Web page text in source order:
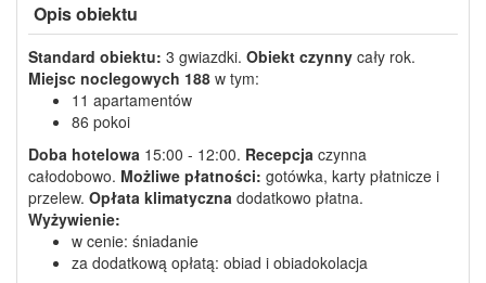
Opis obiektu
Standard obiektu: 3 gwiazdki. Obiekt czynny cały rok.
Miejsc noclegowych 188 w tym:
11 apartamentów
86 pokoi
Doba hotelowa 15:00 - 12:00. Recepcja czynna
całodobowo. Możliwe płatności: gotówka, karty płatnicze i
przelew. Opłata klimatyczna dodatkowo płatna.
Wyżywienie:
w cenie: śniadanie
za dodatkową opłatą: obiad i obiadokolacja